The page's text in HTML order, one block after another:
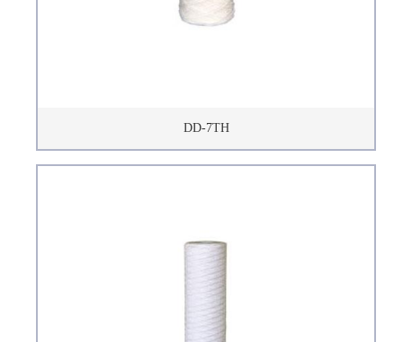
DD-7TH